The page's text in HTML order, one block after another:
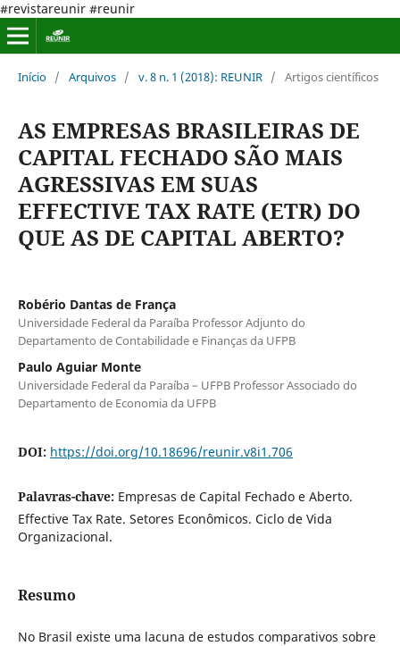
#revistareunir #reunir
Início / Arquivos / v. 8 n. 1 (2018): REUNIR / Artigos científicos
AS EMPRESAS BRASILEIRAS DE
CAPITAL FECHADO SÃO MAIS
AGRESSIVAS EM SUAS
EFFECTIVE TAX RATE (ETR) DO
QUE AS DE CAPITAL ABERTO?
Robério Dantas de França
Universidade Federal da Paraíba Professor Adjunto do
Departamento de Contabilidade e Finanças da UFPB
Paulo Aguiar Monte
Universidade Federal da Paraíba – UFPB Professor Associado do
Departamento de Economia da UFPB
DOI: https://doi.org/10.18696/reunir.v8i1.706
Palavras-chave: Empresas de Capital Fechado e Aberto.
Effective Tax Rate. Setores Econômicos. Ciclo de Vida
Organizacional.
Resumo
No Brasil existe uma lacuna de estudos comparativos sobre